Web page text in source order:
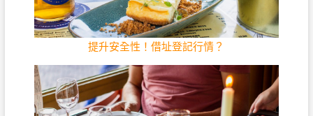
提升安全性！借址登記行情？